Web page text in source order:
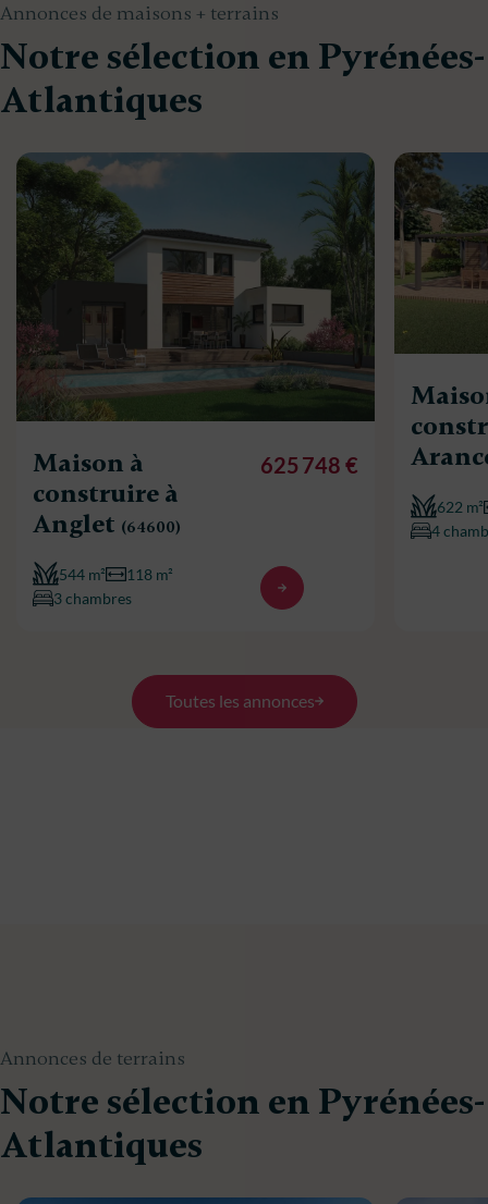
Annonces de maisons + terrains
Notre sélection en Pyrénées-
Atlantiques
Maison à
construire à
Anglet (64600)
544 m²
118 m²
3 chambres
625 748 €
622 m²
4
Toutes les annonces
Annonces de terrains
Notre sélection en Pyrénées-
Atlantiques